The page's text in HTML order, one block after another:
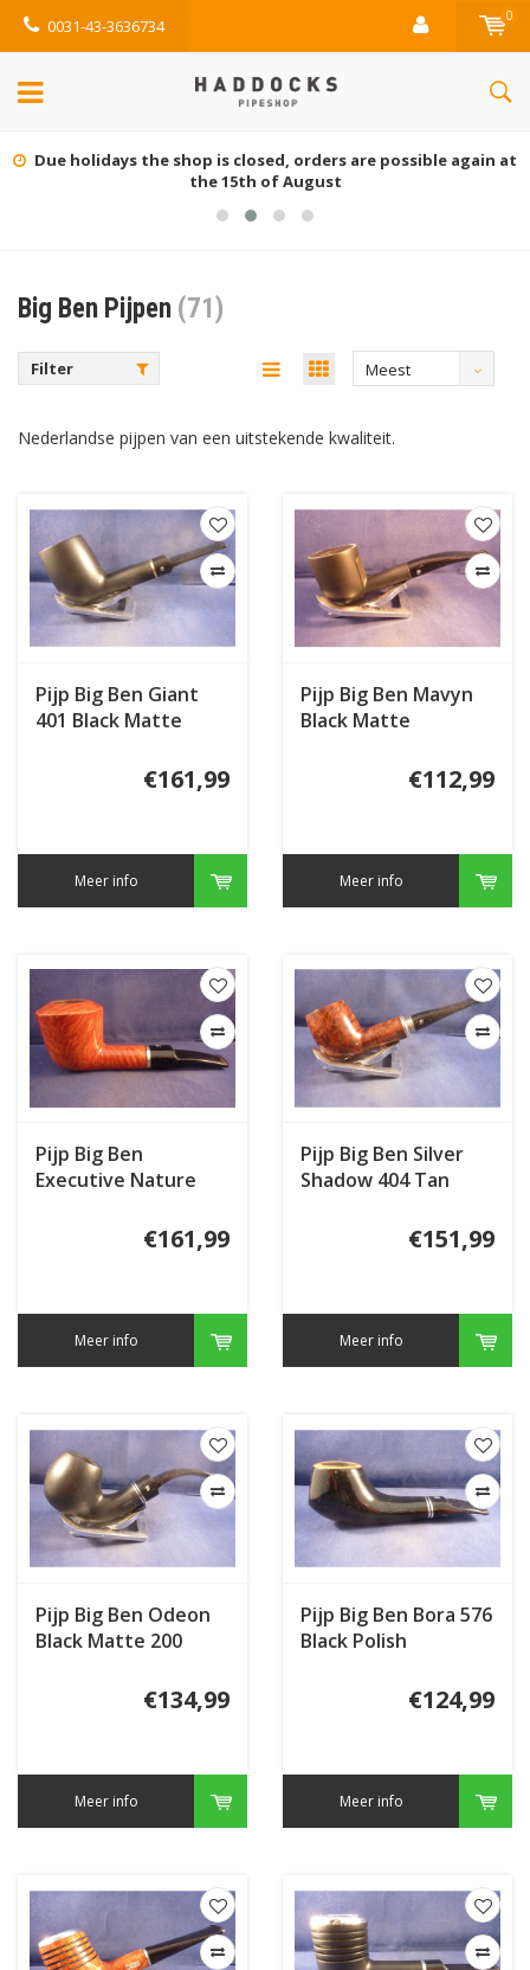
0031-43-3636734 0
orders are possible again at
Big Ben Pijpen (71)
Filter
Meest
Nederlandse pijpen van een uitstekende kwaliteit.
Pijp Big Ben Giant
401 Black Matte
€161,99
Meer info
Pijp Big Ben Mavyn
Black Matte
€112,99
Meer info
Pijp Big Ben
Executive Nature
€161,99
Meer info
Pijp Big Ben Silver
Shadow 404 Tan
€151,99
Meer info
Pijp Big Ben Odeon
Black Matte 200
€134,99
Meer info
Pijp Big Ben Bora 576
Black Polish
€124,99
Meer info